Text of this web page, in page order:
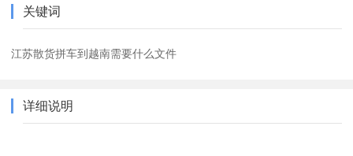
关键词
江苏散货拼车到越南需要什么文件
详细说明